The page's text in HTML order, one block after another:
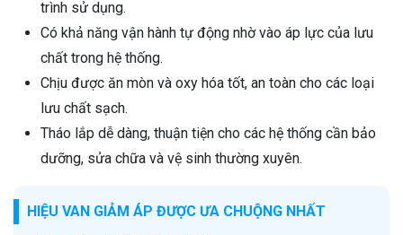
trình sử dụng.
Có khả năng vận hành tự động nhờ vào áp lực của lưu
chất trong hệ thống.
Chịu được ăn mòn và oxy hóa tốt, an toàn cho các loại
lưu chất sạch.
Tháo lắp dễ dàng, thuận tiện cho các hệ thống cần bảo
dưỡng, sửa chữa và vệ sinh thường xuyên.
HIỆU VAN GIẢM ÁP ĐƯỢC ƯA CHUỘNG NHẤT